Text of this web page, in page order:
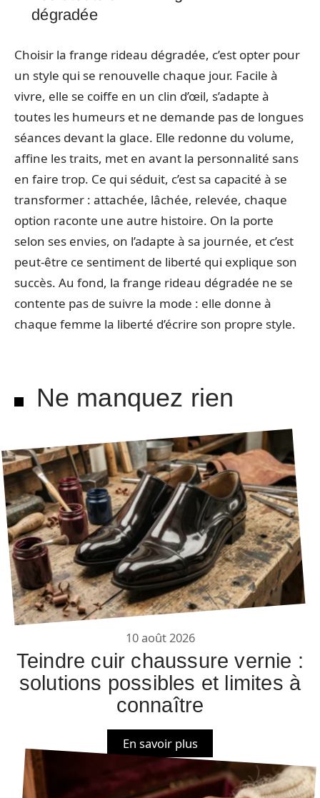
dégradée
Choisir la frange rideau dégradée, c’est opter pour
un style qui se renouvelle chaque jour. Facile à
vivre, elle se coiffe en un clin d’œil, s’adapte à
toutes les humeurs et ne demande pas de longues
séances devant la glace. Elle redonne du volume,
affine les traits, met en avant la personnalité sans
en faire trop. Ce qui séduit, c’est sa capacité à se
transformer : attachée, lâchée, relevée, chaque
option raconte une autre histoire. On la porte
selon ses envies, on l’adapte à sa journée, et c’est
peut-être ce sentiment de liberté qui explique son
succès. Au fond, la frange rideau dégradée ne se
contente pas de suivre la mode : elle donne à
chaque femme la liberté d’écrire son propre style.
Ne manquez rien
10 août 2026
Teindre cuir chaussure vernie :
solutions possibles et limites à
connaître
En savoir plus